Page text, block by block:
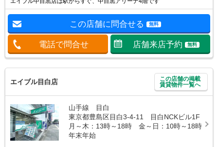
この店舗に問合せる 無料
電話で問合せ 店舗来店予約 無料
エイブル目白店
この店舗の掲載
賃貸物件一覧へ
山手線 目白
東京都豊島区目白3-4-11 目白NCKビル1F
月～木：13時～18時 金～日：10時～18時
年末年始